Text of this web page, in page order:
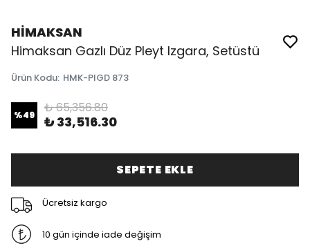
HİMAKSAN
Himaksan Gazlı Düz Pleyt Izgara, Setüstü
Ürün Kodu: HMK-PIGD 873
%49 ₺ 65,356.80
₺ 33,516.30
SEPETE EKLE
Ücretsiz kargo
10 gün içinde iade değişim